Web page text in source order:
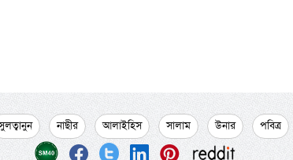
নাছীর আলাইহিস সালাম উনার পবিত্র